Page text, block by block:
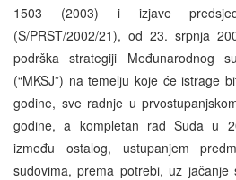
1503 (2003) i izjave
(S/PRST/2002/21), od 23. srpnja
podrška strategiji Međunarodnog
(“MKSJ”) na temelju koje će istrage
godine, sve radnje u
godine, a kompletan rad Suda u
između ostalog, ustupanjem
sudovima, prema potrebi, uz jačanje